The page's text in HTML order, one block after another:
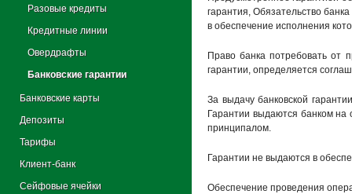
Разовые кредиты
Кредитные линии
Овердрафты
Банковские гарантии
Банковские карты
Депозиты
Тарифы
Клиент-банк
Сейфовые ячейки
гарантия, Обязательство
в обеспечение исполнения
Право банка потребовать от
гарантии, определяется
За выдачу банковской
Гарантии выдаются банком на
принципалом.
Гарантии не выдаются в
Обеспечение проведения